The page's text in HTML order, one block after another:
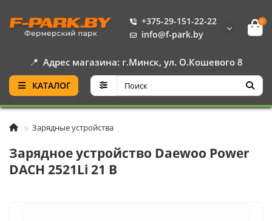
+375-29-151-22-22
info@f-park.by
0
📍 Адрес магазина: г.Минск, ул. О.Кошевого 8
КАТАЛОГ
Зарядные устройства
Зарядное устройство Daewoo Power
DACH 2521Li 21 В